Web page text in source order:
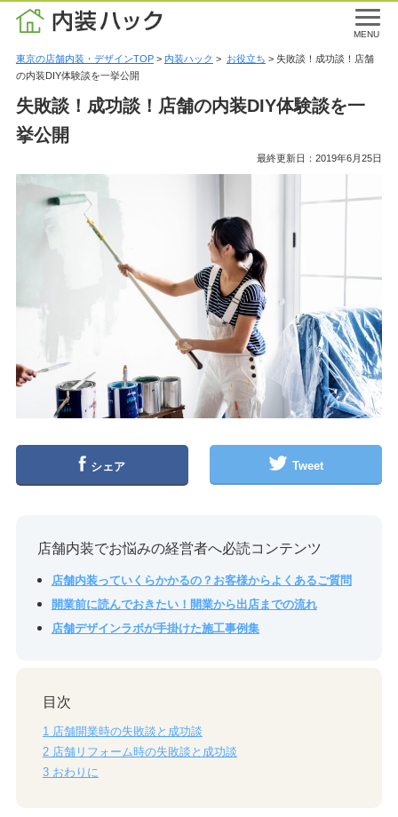
MENU
東京の店舗内装・デザインTOP> 内装ハック > お役立ち > 失敗談！成功談！店舗
の内装DIY体験談を一挙公開
失敗談！成功談！店舗の内装DIY体験談を一
挙公開
最終更新日：2019年6月25日
シェア Tweet
店舗内装でお悩みの経営者へ必読コンテンツ
店舗内装っていくらかかるの？お客様からよくあるご質問
開業前に読んでおきたい！開業から出店までの流れ
店舗デザインラボが手掛けた施工事例集
目次
1 店舗開業時の失敗談と成功談
2店舗リフォーム時の失敗談と成功談
3おわりに